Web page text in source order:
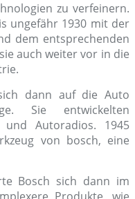
zu verfeinern.
ungefähr 1930 mit der
dem entsprechenden
auch weiter vor in die
dann auf die Auto
Sie entwickelten
und Autoradios. 1945
von bosch, eine
Bosch sich dann im